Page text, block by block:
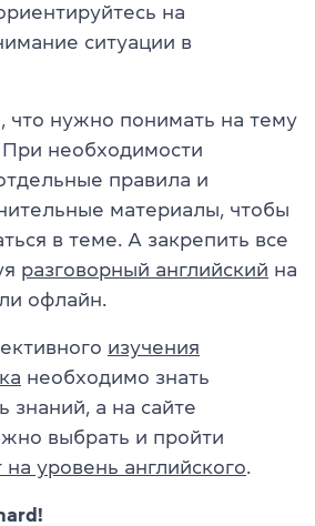
на
ситуации в
что нужно понимать на тему
При необходимости
правила и
материалы, чтобы
в теме. А закрепить все
разговорный английский на
офлайн.
изучения
необходимо знать
знаний, а на сайте
выбрать и пройти
на уровень английского